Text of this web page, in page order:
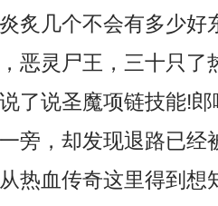
炙几个不会有多少好
恶灵尸王，三十只了
了说圣魔项链技能!
旁，却发现退路已经
热血传奇这里得到想